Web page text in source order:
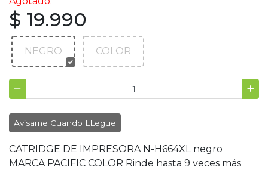
$ 19.990
NEGRO COLOR
Avísame Cuando LLegue
CATRIDGE DE IMPRESORA N-H664XL negro
MARCA PACIFIC COLOR Rinde hasta 9 veces más